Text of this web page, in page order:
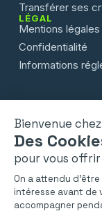
Bienvenue
Des
pour vous
On a attendu
intéresse avant de
accompagner
Transférer ses
LÉGAL
Mentions légales
Confidentialité
Informations
Alphacap Digital
Financiers (AMF)
crypto-actifs
MiCA, sous le
crypto-actifs
en capital et de